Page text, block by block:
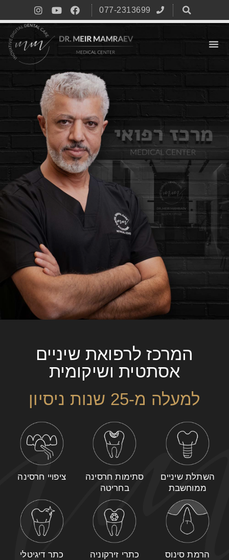
077-2313699
המרכז לרפואת שיניים
אסתטית ושיקומית
למעלה מ-25 שנות ניסיון
השתלת שיניים
ממוחשבת
סתימות חרסינה
בחריטה
ציפויי חרסינה
הרמת סינוס
כתרי זירקוניה
כתר דיגיטלי